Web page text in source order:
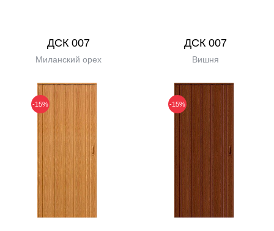
ДСК 007
Миланский орех
-15%
ДСК 007
Вишня
-15%